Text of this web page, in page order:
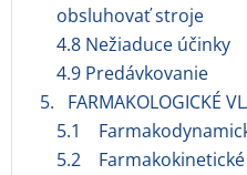
obsluhovať stroje
4.8 Nežiaduce účinky
4.9 Predávkovanie
5. FARMAKOLOGICKÉ
5.1
5.2